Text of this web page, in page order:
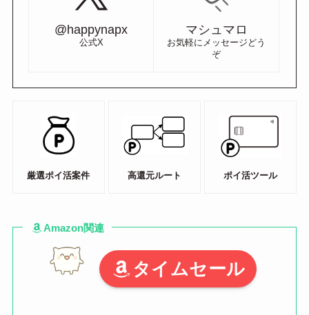
@happynapx
公式X
マシュマロ
お気軽にメッセージどう
ぞ
厳選ポイ活案件 高還元ルート ポイ活ツール
Amazon関連
タイムセール